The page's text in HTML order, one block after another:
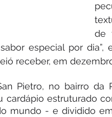
de
especial por dia”,
receber, em
Pietro, no bairro da
cardápio estruturado
mundo - e dividido